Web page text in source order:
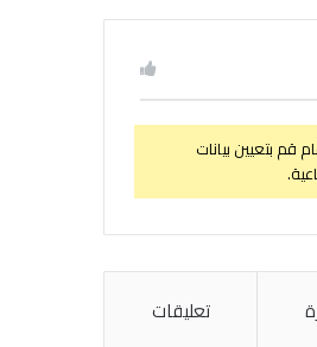
قم بتعيين بيانات
تعليقات